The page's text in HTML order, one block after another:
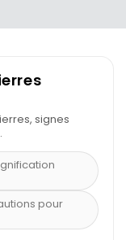
signes
pour